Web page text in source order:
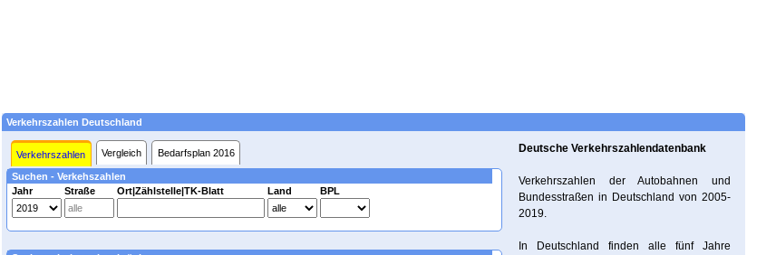
Verkehrszahlen Deutschland
Verkehrszahlen Vergleich Bedarfsplan 2016
Suchen - Verkehszahlen
Jahr
Straße Ort|Zählstelle|TK-Blatt Land BPL
Deutsche Verkehrszahlendatenbank
Verkehrszahlen der Autobahnen und
Bundesstraßen in Deutschland von 2005-
2019.
In Deutschland finden alle fünf Jahre